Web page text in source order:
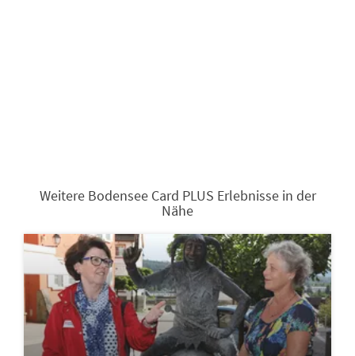
Weitere Bodensee Card PLUS Erlebnisse in der
Nähe